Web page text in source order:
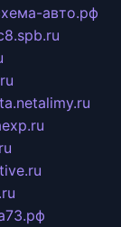
авто.рф
alimy.ru